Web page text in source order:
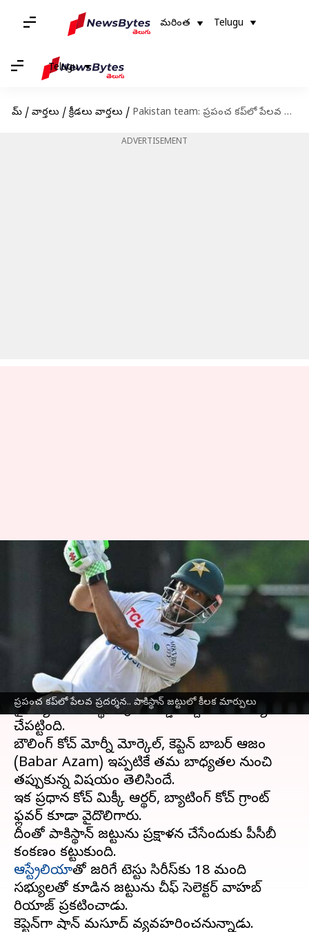
మరింత Telugu
Telugu
హోమ్ / వార్తలు / క్రీడలు వార్తలు / Pakistan team: ప్రపంచ కప్‌లో పేలవ ప్రదర్శన.. పాకిస్థాన్ జట్టులో కీలక మార్పులు
ADVERTISEMENT
ప్రపంచ కప్‌లో పేలవ ప్రదర్శన.. పాకిస్థాన్ జట్టులో కీలక మార్పులు
Pakistan team: ప్రపంచ కప్‌లో
పేలవ ప్రదర్శన.. పాకిస్థాన్ జట్టులో
కీలక మార్పులు
Jayachandra Akuri Nov 21, 2023 05:39 pm
ఈ వార్తాకథనం ఏంటి
వన్డే వరల్డ్ కప్‌లోపాకిస్థాన్(Pakistan) దారుణ
వైఫల్యంతో పాకిస్థాన్ క్రికెట్ బోర్డు దిద్దుబాటు చర్యలు
చేపట్టింది.
బౌలింగ్ కోచ్ మోర్నీ మోర్కెల్, కెప్టెన్ బాబర్ ఆజం
(Babar Azam) ఇప్పటికే తమ బాధ్యతల నుంచి
తప్పుకున్న విషయం తెలిసిందే.
ఇక ప్రధాన కోచ్ మిక్కీ ఆర్థర్, బ్యాటింగ్ కోచ్ గ్రాంట్
ఫ్లవర్ కూడా వైదొలిగారు.
దీంతో పాకిస్థాన్ జట్టును ప్రక్షాళన చేసేందుకు పీసీబీ
ఆస్ట్రేలియాతో జరిగే టెస్టు సిరీస్‌కు 18 మంది
సభ్యులతో కూడిన జట్టును చీఫ్ సెలెక్టర్ వాహబ్
రియాజ్ ప్రకటించాడు.